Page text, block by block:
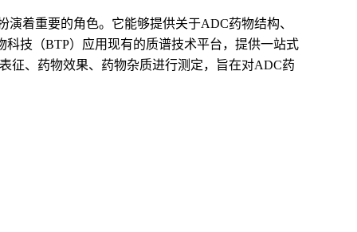
着重要的角色。它能够提供关于ADC药物结构、
技（BTP）应用现有的质谱技术平台，提供一站式
征、药物效果、药物杂质进行测定，旨在对ADC药